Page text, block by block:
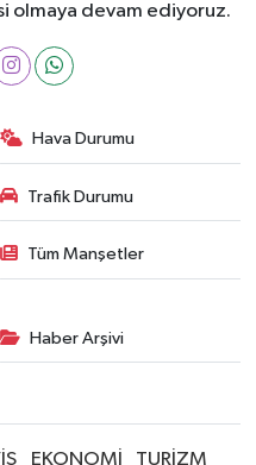
olmaya devam ediyoruz.
Hava Durumu
Trafik Durumu
Tüm Manşetler
Haber Arşivi
EKONOMİ TURİZM